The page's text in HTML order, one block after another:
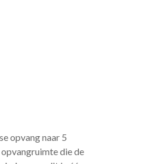
opvang naar 5
opvangruimte die de